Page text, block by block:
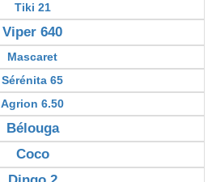
Tiki 21
Viper 640
Mascaret
Sérénita 65
Agrion 6.50
Bélouga
Coco